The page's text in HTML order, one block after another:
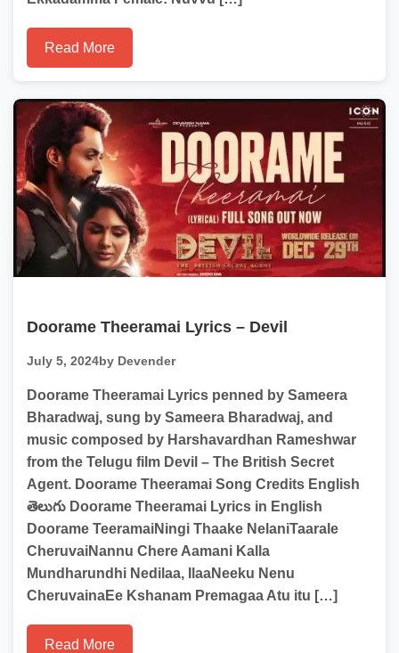
Read More
Doorame Theeramai Lyrics – Devil
July 5, 2024by Devender
Doorame Theeramai Lyrics penned by Sameera
Bharadwaj, sung by Sameera Bharadwaj, and
music composed by Harshavardhan Rameshwar
from the Telugu film Devil – The British Secret
Agent. Doorame Theeramai Song Credits English
తెలుగు Doorame Theeramai Lyrics in English
Doorame TeeramaiNingi Thaake NelaniTaarale
CheruvaiNannu Chere Aamani Kalla
Mundharundhi Nedilaa, IlaaNeeku Nenu
CheruvainaEe Kshanam Premagaa Atu itu […]
Read More